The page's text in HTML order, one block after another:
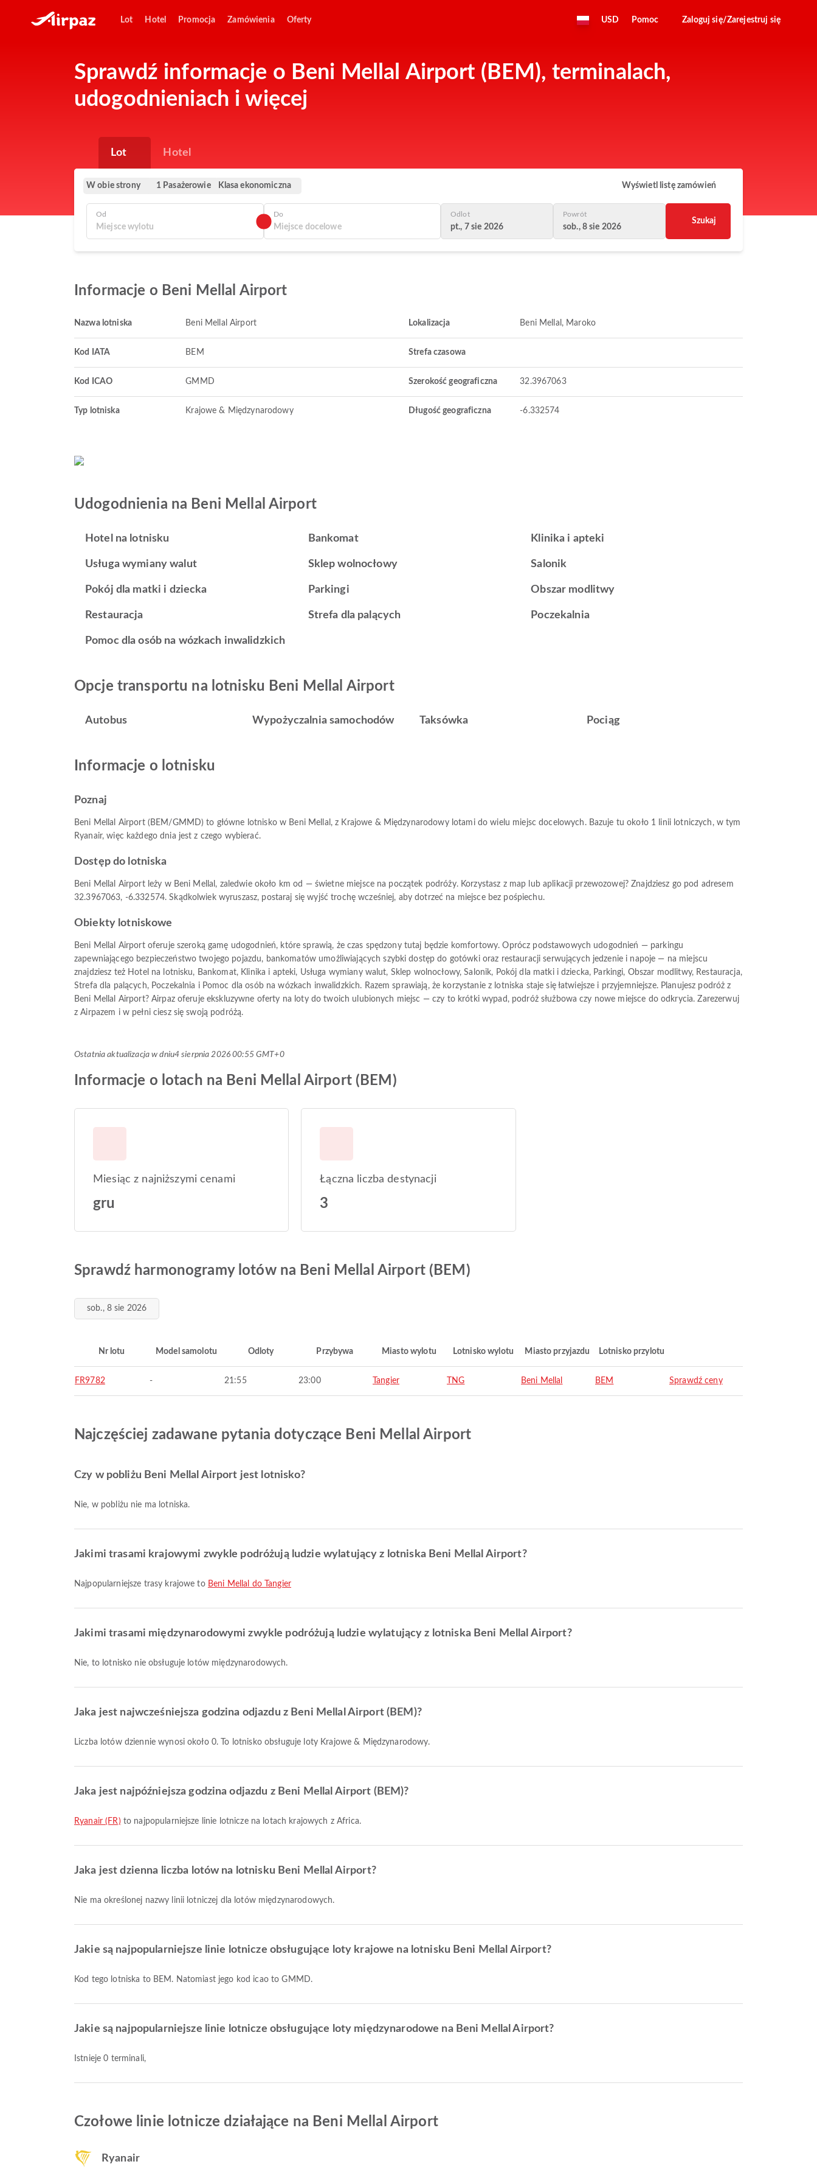
Lot Hotel Promocja Zamówienia Oferty USD Pomoc Zaloguj się/Zarejestruj się
Sprawdź informacje o Beni Mellal Airport (BEM), terminalach,
udogodnieniach i więcej
Lot Hotel
W obie strony 1 Pasażerowie Klasa ekonomiczna Wyświetl listę zamówień
Od Do Odlot
pt., 7 sie 2026
Powrót
sob., 8 sie 2026
Szukaj
Informacje o Beni Mellal Airport
Nazwa lotniska Beni Mellal Airport
Kod IATA BEM
Kod ICAO GMMD
Typ lotniska Krajowe & Międzynarodowy
Lokalizacja Beni Mellal, Maroko
Strefa czasowa
Szerokość geograficzna 32.3967063
Długość geograficzna -6.332574
Udogodnienia na Beni Mellal Airport
Hotel na lotnisku Bankomat Klinika i apteki
Usługa wymiany walut Sklep wolnocłowy Salonik
Pokój dla matki i dziecka Parkingi Obszar modlitwy
Restauracja Strefa dla palących Poczekalnia
Pomoc dla osób na wózkach inwalidzkich
Opcje transportu na lotnisku Beni Mellal Airport
Autobus Wypożyczalnia samochodów Taksówka Pociąg
Informacje o lotnisku
Poznaj
Beni Mellal Airport (BEM/GMMD) to główne lotnisko w Beni Mellal, z Krajowe & Międzynarodowy lotami do wielu miejsc docelowych. Bazuje tu około 1 linii lotniczych, w tym
Ryanair, więc każdego dnia jest z czego wybierać.
Dostęp do lotniska
Beni Mellal Airport leży w Beni Mellal, zaledwie około km od — świetne miejsce na początek podróży. Korzystasz z map lub aplikacji przewozowej? Znajdziesz go pod adresem
32.3967063, -6.332574. Skądkolwiek wyruszasz, postaraj się wyjść trochę wcześniej, aby dotrzeć na miejsce bez pośpiechu.
Obiekty lotniskowe
Beni Mellal Airport oferuje szeroką gamę udogodnień, które sprawią, że czas spędzony tutaj będzie komfortowy. Oprócz podstawowych udogodnień — parkingu
zapewniającego bezpieczeństwo twojego pojazdu, bankomatów umożliwiających szybki dostęp do gotówki oraz restauracji serwujących jedzenie i napoje — na miejscu
znajdziesz też Hotel na lotnisku, Bankomat, Klinika i apteki, Usługa wymiany walut, Sklep wolnocłowy, Salonik, Pokój dla matki i dziecka, Parkingi, Obszar modlitwy, Restauracja,
Strefa dla palących, Poczekalnia i Pomoc dla osób na wózkach inwalidzkich. Razem sprawiają, że korzystanie z lotniska staje się łatwiejsze i przyjemniejsze. Planujesz podróż z
Beni Mellal Airport? Airpaz oferuje ekskluzywne oferty na loty do twoich ulubionych miejsc — czy to krótki wypad, podróż służbowa czy nowe miejsce do odkrycia. Zarezerwuj
z Airpazem i w pełni ciesz się swoją podróżą.
Ostatnia aktualizacja w dniu4 sierpnia 2026 00:55 GMT+0
Informacje o lotach na Beni Mellal Airport (BEM)
Miesiąc z najniższymi cenami
gru
Łączna liczba destynacji
3
Sprawdź harmonogramy lotów na Beni Mellal Airport (BEM)
sob., 8 sie 2026
Nr lotu Model samolotu Odloty Przybywa Miasto wylotu Lotnisko wylotu Miasto przyjazdu Lotnisko przylotu
FR9782 - 21:55 23:00 Tangier TNG Beni Mellal BEM Sprawdź ceny
Najczęściej zadawane pytania dotyczące Beni Mellal Airport
Czy w pobliżu Beni Mellal Airport jest lotnisko?
Nie, w pobliżu nie ma lotniska.
Jakimi trasami krajowymi zwykle podróżują ludzie wylatujący z lotniska Beni Mellal Airport?
Najpopularniejsze trasy krajowe to Beni Mellal do Tangier
Jakimi trasami międzynarodowymi zwykle podróżują ludzie wylatujący z lotniska Beni Mellal Airport?
Nie, to lotnisko nie obsługuje lotów międzynarodowych.
Jaka jest najwcześniejsza godzina odjazdu z Beni Mellal Airport (BEM)?
Liczba lotów dziennie wynosi około 0. To lotnisko obsługuje loty Krajowe & Międzynarodowy.
Jaka jest najpóźniejsza godzina odjazdu z Beni Mellal Airport (BEM)?
Ryanair (FR) to najpopularniejsze linie lotnicze na lotach krajowych z Africa.
Jaka jest dzienna liczba lotów na lotnisku Beni Mellal Airport?
Nie ma określonej nazwy linii lotniczej dla lotów międzynarodowych.
Jakie są najpopularniejsze linie lotnicze obsługujące loty krajowe na lotnisku Beni Mellal Airport?
Kod tego lotniska to BEM. Natomiast jego kod icao to GMMD.
Jakie są najpopularniejsze linie lotnicze obsługujące loty międzynarodowe na Beni Mellal Airport?
Istnieje 0 terminali,
Czołowe linie lotnicze działające na Beni Mellal Airport
Ryanair